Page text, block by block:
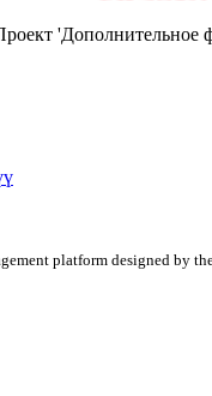
platform designed by